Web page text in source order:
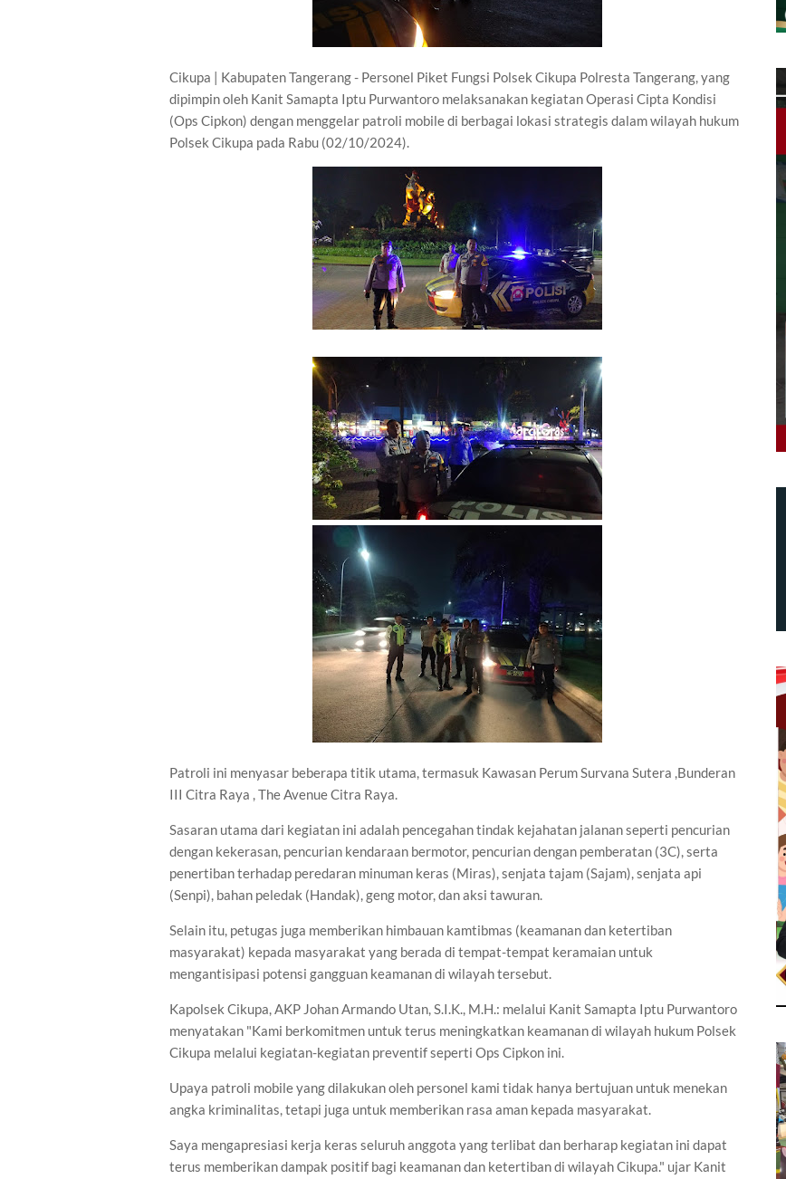
Cikupa | Kabupaten Tangerang - Personel Piket Fungsi Polsek Cikupa Polresta Tangerang, yang
dipimpin oleh Kanit Samapta Iptu Purwantoro melaksanakan kegiatan Operasi Cipta Kondisi
(Ops Cipkon) dengan menggelar patroli mobile di berbagai lokasi strategis dalam wilayah hukum
Polsek Cikupa pada Rabu (02/10/2024).
Patroli ini menyasar beberapa titik utama, termasuk Kawasan Perum Survana Sutera ,Bunderan
III Citra Raya , The Avenue Citra Raya.
Sasaran utama dari kegiatan ini adalah pencegahan tindak kejahatan jalanan seperti pencurian
dengan kekerasan, pencurian kendaraan bermotor, pencurian dengan pemberatan (3C), serta
penertiban terhadap peredaran minuman keras (Miras), senjata tajam (Sajam), senjata api
(Senpi), bahan peledak (Handak), geng motor, dan aksi tawuran.
Selain itu, petugas juga memberikan himbauan kamtibmas (keamanan dan ketertiban
masyarakat) kepada masyarakat yang berada di tempat-tempat keramaian untuk
mengantisipasi potensi gangguan keamanan di wilayah tersebut.
Kapolsek Cikupa, AKP Johan Armando Utan, S.I.K., M.H.: melalui Kanit Samapta Iptu Purwantoro
menyatakan "Kami berkomitmen untuk terus meningkatkan keamanan di wilayah hukum Polsek
Cikupa melalui kegiatan-kegiatan preventif seperti Ops Cipkon ini.
Upaya patroli mobile yang dilakukan oleh personel kami tidak hanya bertujuan untuk menekan
angka kriminalitas, tetapi juga untuk memberikan rasa aman kepada masyarakat.
Saya mengapresiasi kerja keras seluruh anggota yang terlibat dan berharap kegiatan ini dapat
terus memberikan dampak positif bagi keamanan dan ketertiban di wilayah Cikupa." ujar Kanit